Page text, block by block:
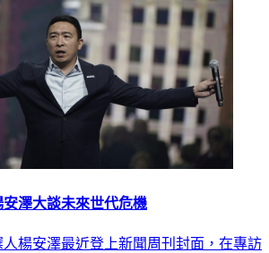
澤大談未來世代危機
楊安澤最近登上新聞周刊封面，在專訪